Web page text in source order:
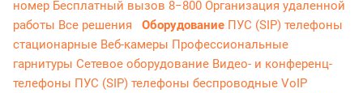
номер Бесплатный вызов 8−800 Организация удаленной
работы Все решения Оборудование ПУС (SIP) телефоны
стационарные Веб-камеры Профессиональные
гарнитуры Сетевое оборудование Видео- и конференц-
телефоны ПУС (SIP) телефоны беспроводные VoIP